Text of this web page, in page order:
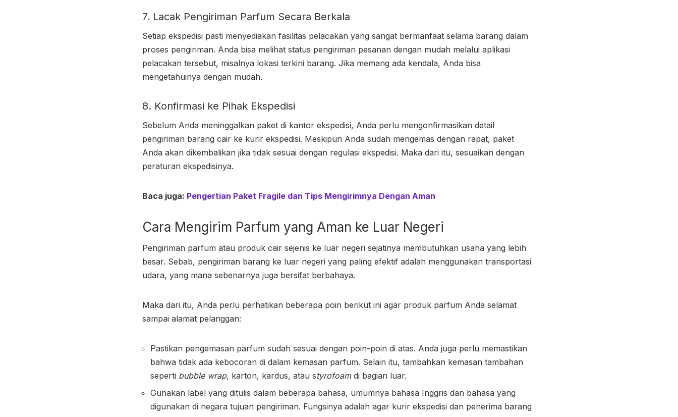
7. Lacak Pengiriman Parfum Secara Berkala
Setiap ekspedisi pasti menyediakan fasilitas pelacakan yang sangat bermanfaat selama barang dalam
proses pengiriman. Anda bisa melihat status pengiriman pesanan dengan mudah melalui aplikasi
pelacakan tersebut, misalnya lokasi terkini barang. Jika memang ada kendala, Anda bisa
mengetahuinya dengan mudah.
8. Konfirmasi ke Pihak Ekspedisi
Sebelum Anda meninggalkan paket di kantor ekspedisi, Anda perlu mengonfirmasikan detail
pengiriman barang cair ke kurir ekspedisi. Meskipun Anda sudah mengemas dengan rapat, paket
Anda akan dikembalikan jika tidak sesuai dengan regulasi ekspedisi. Maka dari itu, sesuaikan dengan
peraturan ekspedisinya.
Baca juga: Pengertian Paket Fragile dan Tips Mengirimnya Dengan Aman
Cara Mengirim Parfum yang Aman ke Luar Negeri
Pengiriman parfum atau produk cair sejenis ke luar negeri sejatinya membutuhkan usaha yang lebih
besar. Sebab, pengiriman barang ke luar negeri yang paling efektif adalah menggunakan transportasi
udara, yang mana sebenarnya juga bersifat berbahaya.
Maka dari itu, Anda perlu perhatikan beberapa poin berikut ini agar produk parfum Anda selamat
sampai alamat pelanggan:
Pastikan pengemasan parfum sudah sesuai dengan poin-poin di atas. Anda juga perlu memastikan
bahwa tidak ada kebocoran di dalam kemasan parfum. Selain itu, tambahkan kemasan tambahan
seperti bubble wrap, karton, kardus, atau styrofoamdi bagian luar.
Gunakan label yang ditulis dalam beberapa bahasa, umumnya bahasa Inggris dan bahasa yang
digunakan di negara tujuan pengiriman. Fungsinya adalah agar kurir ekspedisi dan penerima barang